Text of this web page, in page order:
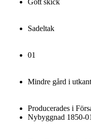
Gott skick
Sadeltak
01
Mindre gård i
Producerades i
Nybyggnad 1850-